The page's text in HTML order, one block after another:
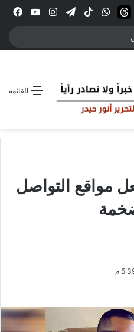
انستقرامتيلقرام‫TikTokواتسابthreadsTwitter
المظلم
القائمة
مواقع التواصل